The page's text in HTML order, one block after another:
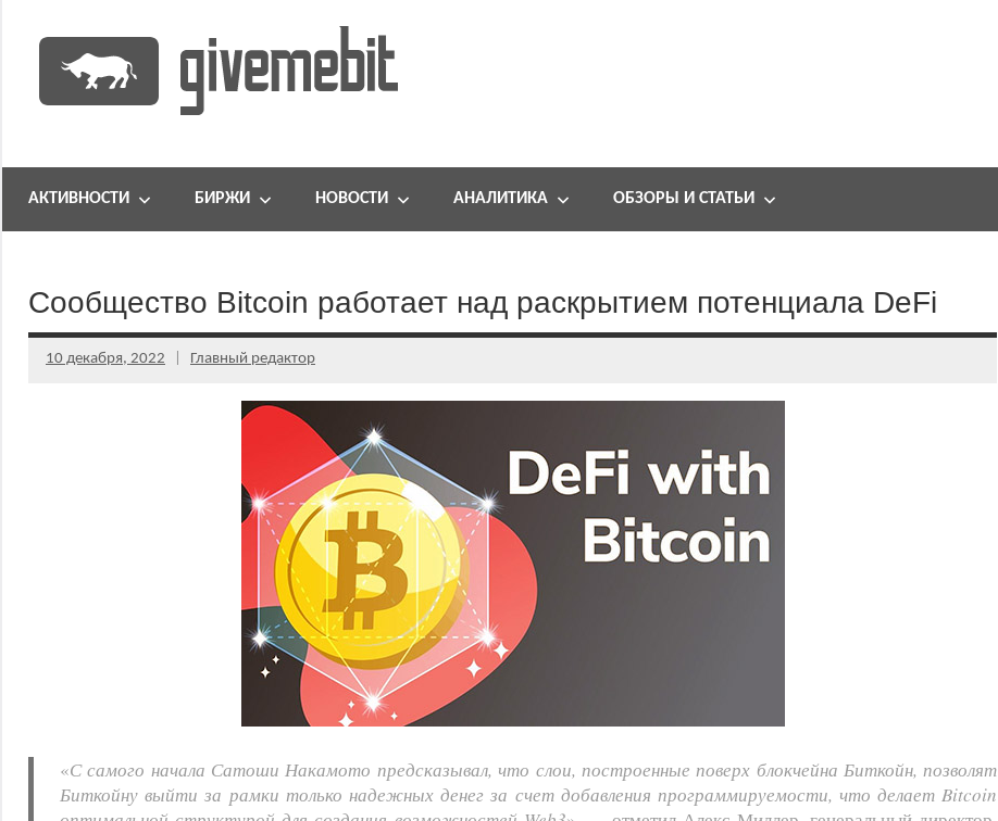
содержимому
GiveMeBit.com
портал
АКТИВНОСТИ БИРЖИ НОВОСТИ АНАЛИТИКА ОБЗОРЫ И СТАТЬИ
Сообщество Bitcoin работает над раскрытием потенциала DeFi
10 декабря, 2022 Главный редактор
«С самого начала Сатоши Накамото предсказывал, что слои, построенные поверх блокчейна Биткойн, позволят
Биткойну выйти за рамки только надежных денег за счет добавления программируемости, что делает Bitcoin